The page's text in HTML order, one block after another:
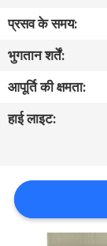
संपर्क
करें
समाचार
मामलों
साइटमैप
प्रसव के समय:
भुगतान शर्तें:
आपूर्ति की क्षमता:
हाई लाइट: